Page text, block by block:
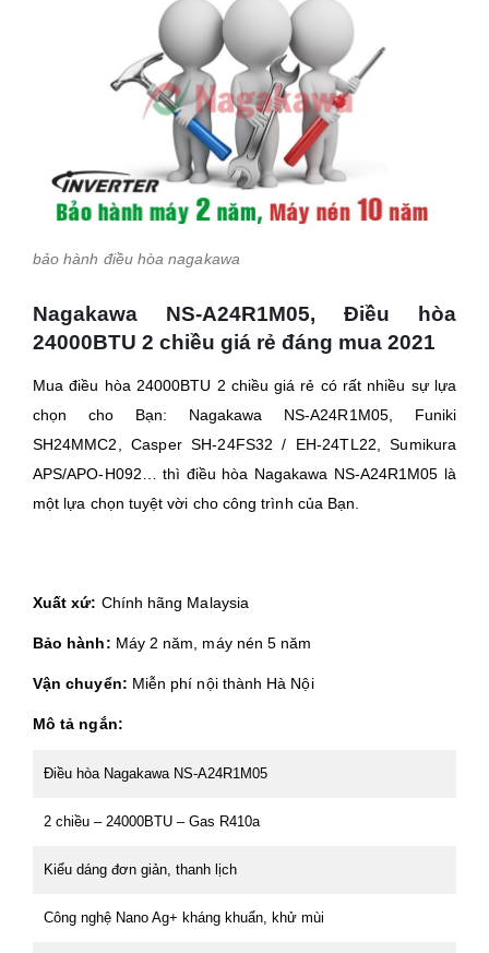
bảo hành điều hòa nagakawa
Nagakawa NS-A24R1M05, Điều hòa
24000BTU 2 chiều giá rẻ đáng mua 2021
Mua điều hòa 24000BTU 2 chiều giá rẻ có rất nhiều sự lựa
chọn cho Bạn: Nagakawa NS-A24R1M05, Funiki
SH24MMC2, Casper SH-24FS32 / EH-24TL22, Sumikura
APS/APO-H092… thì điều hòa Nagakawa NS-A24R1M05 là
một lựa chọn tuyệt vời cho công trình của Bạn.
Xuất xứ: Chính hãng Malaysia
Bảo hành: Máy 2 năm, máy nén 5 năm
Vận chuyển: Miễn phí nội thành Hà Nội
Mô tả ngắn:
Điều hòa Nagakawa NS-A24R1M05
2 chiều – 24000BTU – Gas R410a
Kiểu dáng đơn giản, thanh lịch
Công nghệ Nano Ag+ kháng khuẩn, khử mùi